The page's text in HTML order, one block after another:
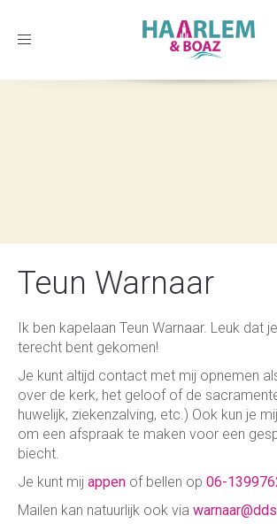
Toggle
Teun Warnaar
Ik ben kapelaan Teun Warnaar. Leuk dat
terecht bent gekomen!
Je kunt altijd contact met mij opnemen
over de kerk, het geloof of de
huwelijk, ziekenzalving, etc.) Ook kun je
om een afspraak te maken voor een
biecht.
Je kunt mij appen of bellen op 06-
Mailen kan natuurlijk ook via